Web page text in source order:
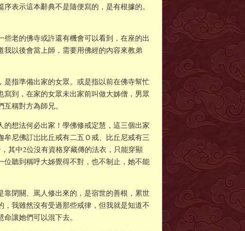
表示這本辭典不是隨便寫的，是有根據的。
老的佛寺或許還有機會可以看到，在座的出
以後會當上師，需要用佛經的內容來教弟
指準備出家的女眾。或是指以前在佛寺幫忙
到，在家的女眾未出家前叫做大姊僧，男眾
稱對方為師兄。
想法何必出家！學佛修戒定慧，這三個出家
尼佛訂岀比丘戒有二五Ｏ戒、比丘尼戒有三
其中2位沒有資格穿藏傳的法衣，只能穿顯
聽到稱呼大姊覺得不對，也不制止，她不能
閉關、罵人修出來的，是宿世的善根，累世
我雖然沒有受過那些戒律，但我就是知道不
讓她們可以混下去。